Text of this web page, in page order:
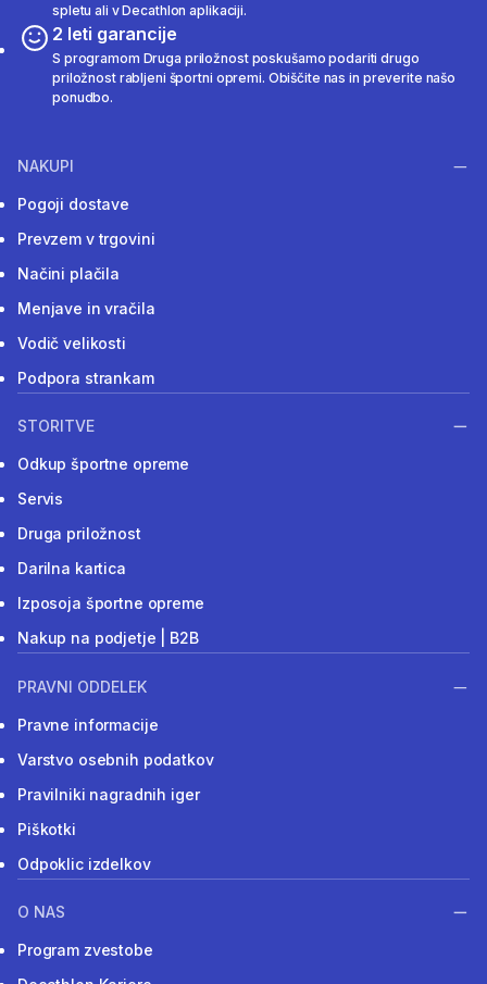
spletu ali v Decathlon aplikaciji.
2 leti garancije
S programom Druga priložnost poskušamo podariti drugo
priložnost rabljeni športni opremi. Obiščite nas in preverite našo
ponudbo.
NAKUPI
Pogoji dostave
Prevzem v trgovini
Načini plačila
Menjave in vračila
Vodič velikosti
Podpora strankam
STORITVE
Odkup športne opreme
Servis
Druga priložnost
Darilna kartica
Izposoja športne opreme
Nakup na podjetje | B2B
PRAVNI ODDELEK
Pravne informacije
Varstvo osebnih podatkov
Pravilniki nagradnih iger
Piškotki
Odpoklic izdelkov
O NAS
Program zvestobe